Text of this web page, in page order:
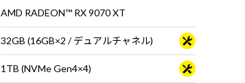
AMD RADEON™ RX 9070 XT
32GB (16GB×2 / デュアルチャネル)
1TB (NVMe Gen4×4)